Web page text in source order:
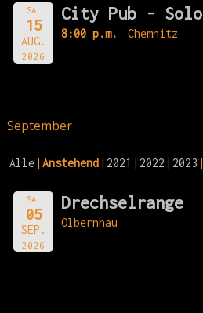
SA.
15
AUG.
2026
City Pub - Solo
8:00 p.m. Chemnitz
September
Alle Anstehend 2021 2022 2023
SA.
05
SEP.
2026
Drechselrange
Olbernhau